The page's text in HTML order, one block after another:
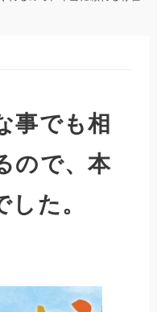
事でも相
ので、本
た。